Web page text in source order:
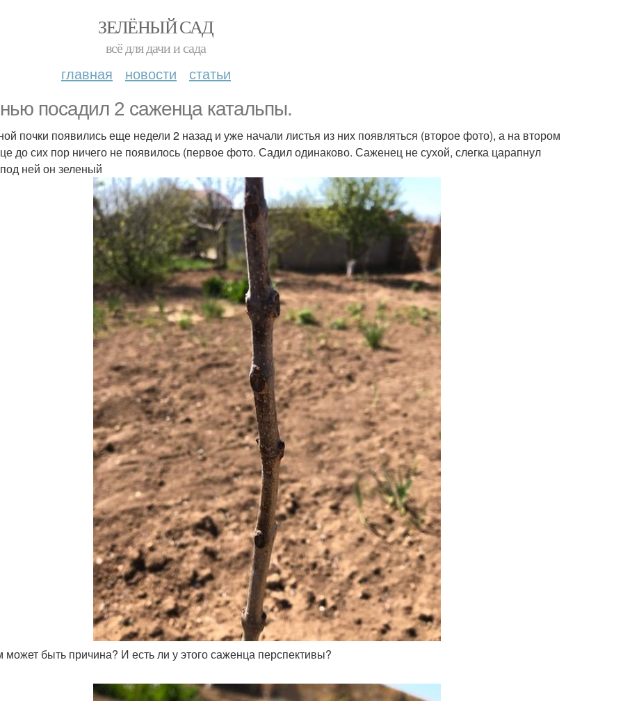
ЗЕЛЁНЫЙ САД
всё для дачи и сада
главная новости статьи
посадил 2 саженца катальпы.
почки появились еще недели 2 назад и уже начали листья из них появляться (второе фото), а на втором
до сих пор ничего не появилось (первое фото. Садил одинаково. Саженец не сухой, слегка царапнул
ней он зеленый
может быть причина? И есть ли у этого саженца перспективы?